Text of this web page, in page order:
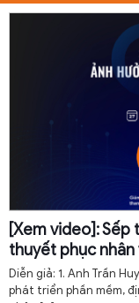
[Xem video]: Sếp
thuyết phục nhân
Diễn giả: 1. Anh Trần
phát triển phần mềm,